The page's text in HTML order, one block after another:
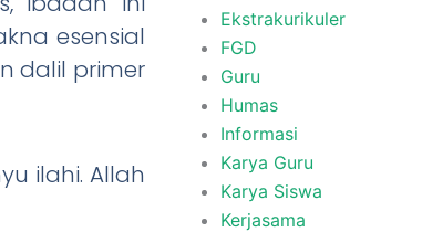
esensial
dalil primer
ilahi. Allah
Ekstrakurikuler
FGD
Guru
Humas
Informasi
Karya Guru
Karya Siswa
Kerjasama